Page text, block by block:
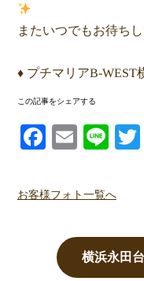
またいつでもお待ち
♦ プチマリアB-WEST
この記事をシェアする
FacebookEmail Line
お客様フォト一覧へ
横浜永田